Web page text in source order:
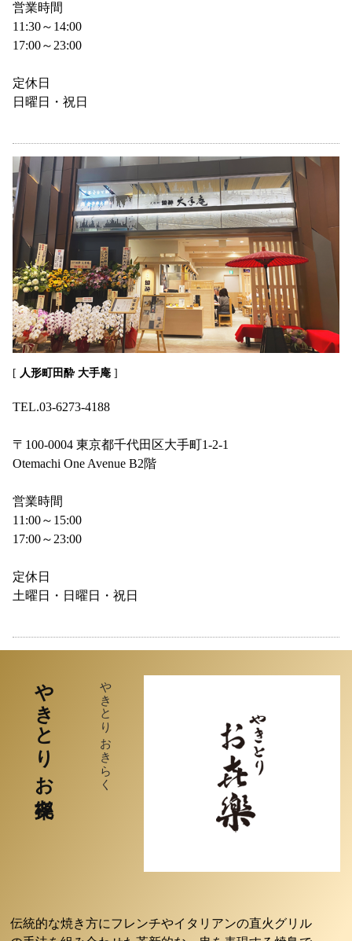
営業時間
11:30～14:00
17:00～23:00
定休日
日曜日・祝日
[ 人形町田酔 大手庵 ]
TEL.03-6273-4188
〒100-0004 東京都千代田区大手町1-2-1
Otemachi One Avenue B2階
営業時間
11:00～15:00
17:00～23:00
定休日
土曜日・日曜日・祝日
やきとり お㐂樂 やきとり おきらく
伝統的な焼き方にフレンチやイタリアンの直火グリル